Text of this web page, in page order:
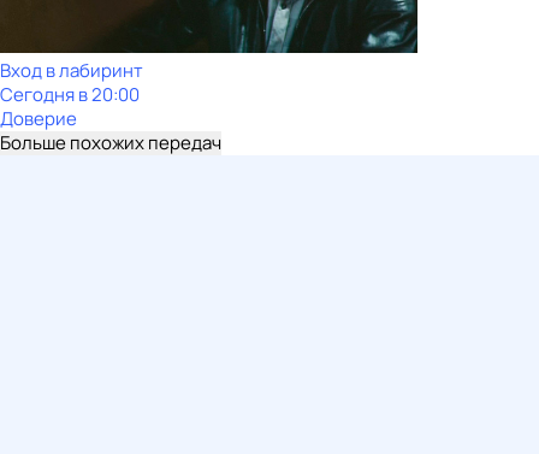
Вход в лабиринт
Сегодня в 20:00
Доверие
Больше похожих передач